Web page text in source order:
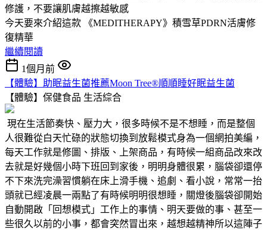
修護，不要讓肌膚越擦越敏感
今天要來介紹這款 《MEDITHERAPY》積雪草PDRN活膚修
復精華
繼續閱讀
1個月前
【體驗】助眠益生菌推薦Moon Tree®順順睡好眠益生菌
【體驗】保健食品 生活綜合
現在生活節奏快、壓力大，很多時候不是不想睡，而是整個
人很難從白天忙碌的狀態切換到放鬆模式身為一個網拍美編，
每天工作就是修圖、排版、上架商品，有時候一組商品改來改
去就是好幾個小時下班回到家後，明明身體很累，腦袋卻還停
不下來洗完澡習慣躺在床上滑手機、追劇、看小說，常常一抬
頭就已經凌晨一兩點了有時候明明很想睡，關燈後腦袋卻開始
自動開啟「回想模式」工作上的事情、明天要做的事、甚至一
些很久以前的小事，都會突然冒出來，越想越精神所以這陣子